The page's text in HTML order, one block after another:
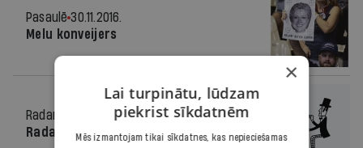
Pasaulē 30.11.2016.
Melu konveijers
Radars
30.11.2016.
Radars Latvijā
×
Lai turpinātu, lūdzam
piekrist sīkdatnēm
Mēs izmantojam tikai sīkdatnes, kas nepieciešamas